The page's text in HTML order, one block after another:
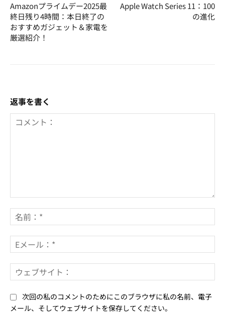
Amazonプライムデー2025最
終日残り4時間：本日終了の
おすすめガジェット＆家電を
厳選紹介！
Apple Watch Series 11：100
の進化
返事を書く
メ
ン
ト：
前
*
メ
ー
*ェ
次回の私のコメントのためにこのブラウザに私の名前、電子
メール、そしてウェブサイトを保存してください。